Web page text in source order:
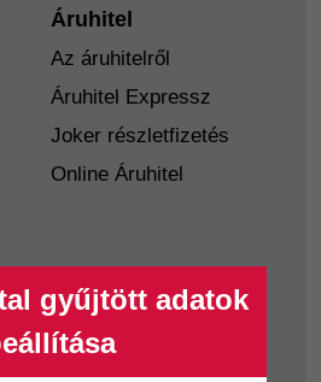
gyűjtött adatok
Áruhitel
Az áruhitelről
Áruhitel Expressz
Joker részletfizetés
Online Áruhitel